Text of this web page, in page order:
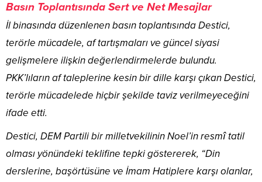
Basın Toplantısında Sert ve Net Mesajlar
İl binasında düzenlenen basın toplantısında Destici,
terörle mücadele, af tartışmaları ve güncel siyasi
gelişmelere ilişkin değerlendirmelerde bulundu.
PKK’lıların af taleplerine kesin bir dille karşı çıkan Destici,
terörle mücadelede hiçbir şekilde taviz verilmeyeceğini
ifade etti.
Destici, DEM Partili bir milletvekilinin Noel’in resmî tatil
olması yönündeki teklifine tepki göstererek, “Din
derslerine, başörtüsüne ve İmam Hatiplere karşı olanlar,